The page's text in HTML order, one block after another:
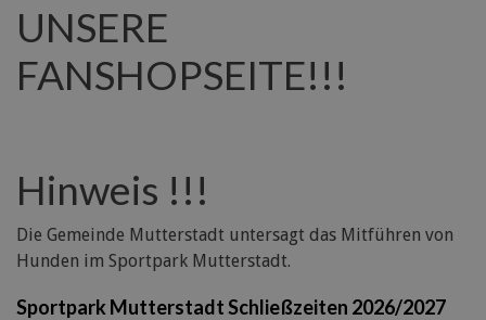
UNSERE
FANSHOPSEITE!!!
Hinweis !!!
Die Gemeinde Mutterstadt untersagt das Mitführen von
Hunden im Sportpark Mutterstadt.
Sportpark Mutterstadt Schließzeiten 2026/2027